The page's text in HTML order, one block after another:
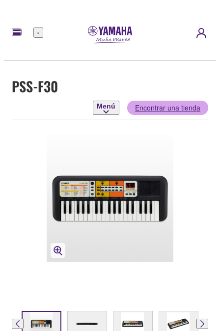
Menú
PSS-F30
Menú Encontrar una tienda